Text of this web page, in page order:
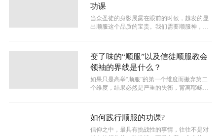
功课
当众圣徒的身影展露在眼前的时候，越发的显
出顺服这个品质的宝贵。我们需要顺服神，因
变了味的“顺服”以及信徒顺服教会
领袖的界线是什么？
如果只是高举“顺服”的第一个维度而撇弃第二
个维度，结果必然是严重的失衡，背离耶稣的
如何践行顺服的功课?
信仰之中，最具有挑战性的事情，往往不是对